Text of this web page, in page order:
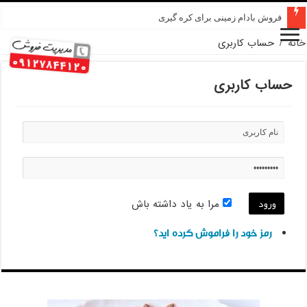
فروش بادام زمینی برای کره گیری
خانه / حساب کاربری
حساب کاربری
مرا به یاد داشته باش
رمز خود را فراموش کرده اید؟